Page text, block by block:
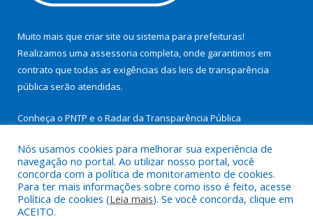
Muito mais que criar site ou sistema para prefeituras!
Realizamos uma assessoria completa, onde garantimos em
contrato que todas as exigências das leis de transparência
pública serão atendidas.
Conheça o PNTP e o Radar da Transparência Pública
Todos os direitos reservados a Prefeitura Municipal de São
Miguel do Guamá.
Nós usamos cookies para melhorar sua experiência de
navegação no portal. Ao utilizar nosso portal, você
concorda com a política de monitoramento de cookies.
Para ter mais informações sobre como isso é feito, acesse
Política de cookies (Leia mais). Se você concorda, clique em
ACEITO.